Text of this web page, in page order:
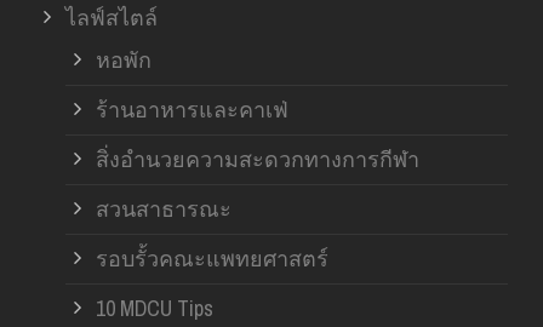
ไลฟ์สไตล์
หอพัก
ร้านอาหารและคาเฟ่
สิ่งอำนวยความสะดวกทางการกีฬา
สวนสาธารณะ
รอบรั้วคณะแพทยศาสตร์
10 MDCU Tips